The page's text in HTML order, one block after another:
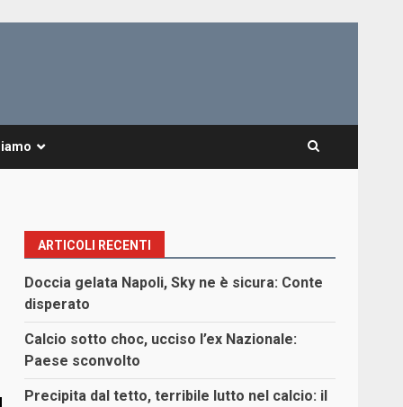
ARTICOLI RECENTI
Doccia gelata Napoli, Sky ne è sicura: Conte
disperato
Calcio sotto choc, ucciso l’ex Nazionale:
Paese sconvolto
Precipita dal tetto, terribile lutto nel calcio: il